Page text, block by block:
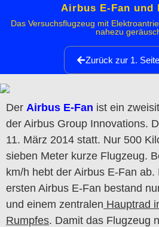
Airbus E-Fan und
Das Versuchsflugzeug mit
nahezu
Zurück zur 1.
Der Airbus E-Fan ist ein
der Airbus Group Innovations.
11. März 2014 statt. Nur 500
sieben Meter kurze Flugzeug.
km/h hebt der Airbus E-Fan
ersten Airbus E-Fan bestand
und einem zentralen Hauptrad
Rumpfes. Damit das Flugzeug